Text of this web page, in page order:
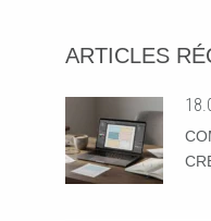
ARTICLES